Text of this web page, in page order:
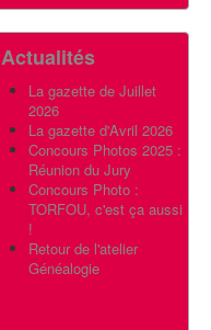
Actualités
La gazette de Juillet
2026
La gazette d'Avril 2026
Concours Photos 2025 :
Réunion du Jury
Concours Photo :
TORFOU, c'est ça aussi
!
Retour de l'atelier
Généalogie